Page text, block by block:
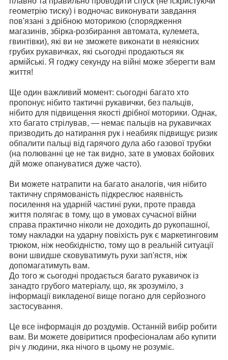
геометрію тиску) і водночас виконувати завдання
пов'язані з дрібною моторикою (спорядження
магазинів, збірка-розбирання автомата, кулемета,
гвинтівки), які ви не зможете виконати в неякісних
грубих рукавичках, які сьогодні продаються як
армійські. Я годжу секунду на війні може зберегти вам
життя!
Ще один важливий момент: сьогодні багато хто
пропонує нібито тактичні рукавички, без пальців,
нібито для підвищення якості дрібної моторики. Однак,
хто багато стрілував, — немає пальців на рукавичках
призводить до натирання рук і неабияк підвищує ризик
обпалити пальці від гарячого дула або газової трубки
(на полюванні це не так видно, зате в умовах бойових
дій може опануватися дуже часто).
Ви можете натрапити на багато аналогів, чия нібито
тактичну спрямованість підкреслює наявність
посилення на ударній частині руки, проте правда
життя полягає в тому, що в умовах сучасної війни
справа практично ніколи не доходить до рукопашної,
тому накладки на ударну повіхість рук є маркетинговим
трюком, ніж необхідністю, тому що в реальній ситуації
вони швидше сковуватимуть рухи зап'ястя, ніж
допомагатимуть вам.
До того ж сьогодні продається багато рукавичок із
занадто грубого матеріалу, що, як зрозуміло, з
інформації викладеної вище погано для серйозного
застосування.
Це все інформація до роздумів. Останній вибір робити
вам. Ви можете довіритися професіоналам або купити
річ у людини, яка нічого в цьому не розуміє.